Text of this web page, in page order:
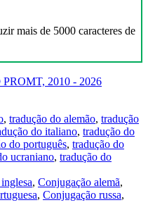
mais de 5000 caracteres de
2010 - 2026
, tradução do alemão, tradução
do italiano, tradução do
do português, tradução do
ucraniano, tradução do
, Conjugação alemã,
, Conjugação russa,